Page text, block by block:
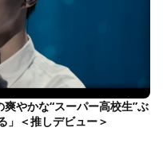
やかな“スーパー高校生”ぶ
」＜推しデビュー＞